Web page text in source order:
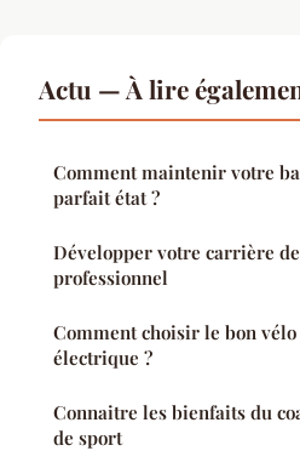
Actu — À lire
Comment maintenir votre
parfait état ?
Développer votre carrière
professionnel
Comment choisir le bon
électrique ?
Connaitre les bienfaits du
de sport